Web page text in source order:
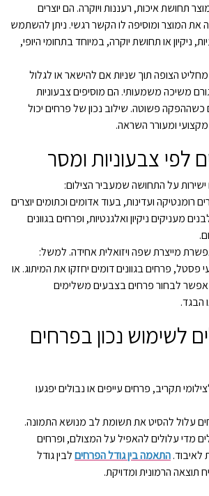
תחושת איכות, רעננות ויוקרה. הם יוצרים
המוצר ומוסיפה לו הקשר רגשי. ניתן להשתמש
ניקיון או תחושת יוקרה, במיוחד בתחומי היופי,
הצופה תוך שניות אם להישאר או לגלול
משיכה משמעותי. הם מוסיפים צבעוניות
כשההפקה פשוטה. שילוב נכון של פרחים יכול
ומעורר השראה.
לפי צבעוניות ומסר
על התחושה שמעביר הצילום:
רומנטיקה ועדינות, בעוד אדומים וכתומים יוצרים
מעניקים ניקיון ואלגנטיות, ופרחים בגוונים
מייצרת שפה ויזואלית אחידה. למשל:
פרחים בגוונים דומים יחזקו את המיתוג. או
אפשר לבחור פרחים בצבעים משלימים
הבגד.
לשימוש נכון בפרחים
תקריב, פרחים עייפים או נבולים יפגעו
עלול להסיט את תשומת לב מנושא התמונה.
מדי עלולים להאפיל על המצולם, ופרחים
לאיבוד.התאמה בין גודל הפרחיםלבין גודל
תוצאה הרמונית ומדויקת.